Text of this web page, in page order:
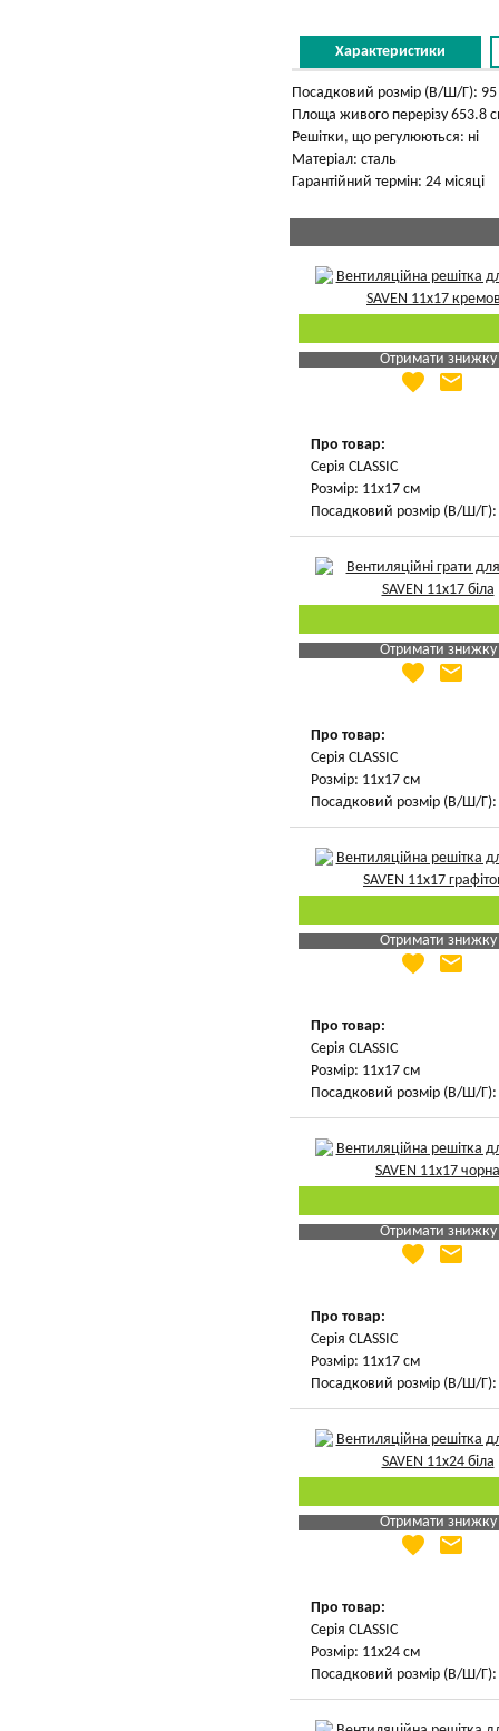
Характеристики
Посадковий розмір (В/Ш/Г): 95
Площа живого перерізу 653.8
Решітки, що регулюються: ні
Матеріал: сталь
Гарантійний термін: 24 місяці
Отримати знижку
Яка Ваша ціна
favorite email
Про товар:
Серія CLASSIC
Розмір: 11х17 см
Посадковий розмір (В/Ш/Г):
Отримати знижку
Яка Ваша ціна
favorite email
Про товар:
Серія CLASSIC
Розмір: 11х17 см
Посадковий розмір (В/Ш/Г):
Отримати знижку
Яка Ваша ціна
favorite email
Про товар:
Серія CLASSIC
Розмір: 11х17 см
Посадковий розмір (В/Ш/Г):
Отримати знижку
Яка Ваша ціна
favorite email
Про товар:
Серія CLASSIC
Розмір: 11х17 см
Посадковий розмір (В/Ш/Г):
Отримати знижку
Яка Ваша ціна
favorite email
Про товар:
Серія CLASSIC
Розмір: 11х24 см
Посадковий розмір (В/Ш/Г):